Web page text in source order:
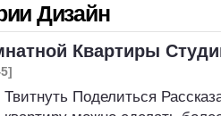
Дизайн
Квартиры
Твитнуть Поделиться